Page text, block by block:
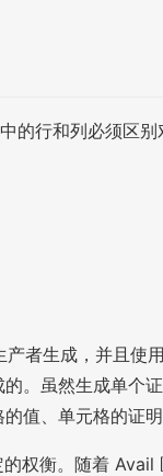
的行和列必须区别
者生成，并且使
。虽然生成单个
值、单元格的证
权衡。随着